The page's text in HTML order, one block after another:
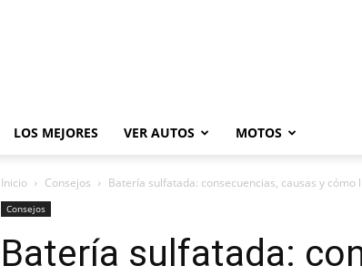
LOS MEJORES VER AUTOS MOTOS
Inicio Consejos Batería sulfatada: consecuencias, causas y cómo
Consejos
Batería sulfatada: